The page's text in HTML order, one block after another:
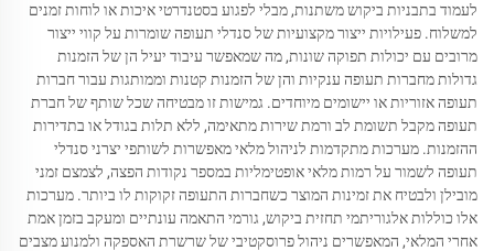
לעמוד בתבניות ביקוש משתנות, מבלי לפגוע בסטנדרטי איכות או לוחות זמנים
למשלוח. פעילויות ייצור מקצועיות של סנדלי תעופה שומרות על קווי ייצור
מרובים עם יכולות תפוקה שונות, מה שמאפשר עיבוד יעיל הן של הזמנות
גדולות מחברות תעופה ענקיות והן של הזמנות קטנות וממותגות עבור חברות
תעופה אזוריות או יישומים מיוחדים. גמישות זו מבטיחה שכל שותף של חברת
תעופה מקבל תשומת לב ורמת שירות מתאימה, ללא תלות בגודל או בתדירות
ההזמנות. מערכות מתקדמות לניהול מלאי מאפשרות לשותפי יצרני סנדלי
תעופה לשמור על רמות מלאי אופטימליות במספר נקודות הפצה, לצמצם זמני
מובילן ולבטיח את זמינות המוצר כשחברות התעופה זקוקות לו ביותר. מערכות
אלו כוללות אלגוריתמי תחזית ביקוש, גורמי התאמה עונתיים ומעקב בזמן אמת
אחרי המלאי, המאפשרים ניהול פרוסקטיבי של שרשרת האספקה ולמנוע מצבים